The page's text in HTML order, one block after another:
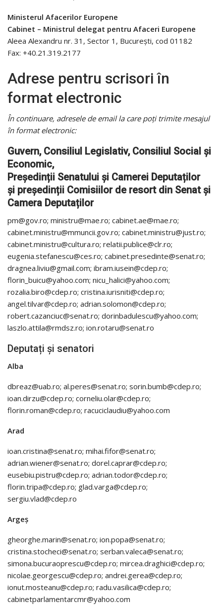
Ministerul Afacerilor Europene
Cabinet – Ministrul delegat pentru Afaceri Europene
Aleea Alexandru nr. 31, Sector 1, Bucureşti, cod 01182
Fax: +40.21.319.2177
Adrese pentru scrisori în
format electronic
În continuare, adresele de email la care poți trimite mesajul
în format electronic:
Guvern, Consiliul Legislativ, Consiliul Social și
Economic,
Președinții Senatului și Camerei Deputaților
și președinții Comisiilor de resort din Senat și
Camera Deputaților
pm@gov.ro; ministru@mae.ro; cabinet.ae@mae.ro;
cabinet.ministru@mmuncii.gov.ro; cabinet.ministru@just.ro;
cabinet.ministru@cultura.ro; relatii.publice@clr.ro;
eugenia.stefanescu@ces.ro; cabinet.presedinte@senat.ro;
dragnea.liviu@gmail.com; ibram.iusein@cdep.ro;
florin_buicu@yahoo.com; nicu_halici@yahoo.com;
rozalia.biro@cdep.ro; cristina.iurisniti@cdep.ro;
angel.tilvar@cdep.ro; adrian.solomon@cdep.ro;
robert.cazanciuc@senat.ro; dorinbadulescu@yahoo.com;
laszlo.attila@rmdsz.ro; ion.rotaru@senat.ro
Deputați și senatori
Alba
dbreaz@uab.ro; al.peres@senat.ro; sorin.bumb@cdep.ro;
ioan.dirzu@cdep.ro; corneliu.olar@cdep.ro;
florin.roman@cdep.ro; racuciclaudiu@yahoo.com
Arad
ioan.cristina@senat.ro; mihai.fifor@senat.ro;
adrian.wiener@senat.ro; dorel.caprar@cdep.ro;
eusebiu.pistru@cdep.ro; adrian.todor@cdep.ro;
florin.tripa@cdep.ro; glad.varga@cdep.ro;
sergiu.vlad@cdep.ro
Argeș
gheorghe.marin@senat.ro; ion.popa@senat.ro;
cristina.stocheci@senat.ro; serban.valeca@senat.ro;
simona.bucuraoprescu@cdep.ro; mircea.draghici@cdep.ro;
nicolae.georgescu@cdep.ro; andrei.gerea@cdep.ro;
ionut.mosteanu@cdep.ro; radu.vasilica@cdep.ro;
cabinetparlamentarcmr@yahoo.com